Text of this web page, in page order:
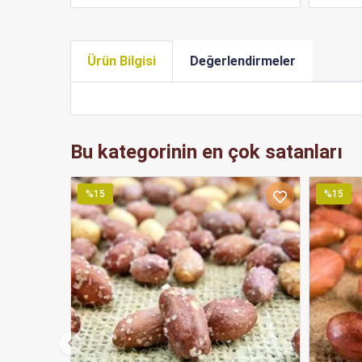
Ürün Bilgisi Değerlendirmeler
Bu kategorinin en çok satanları
%15 %15